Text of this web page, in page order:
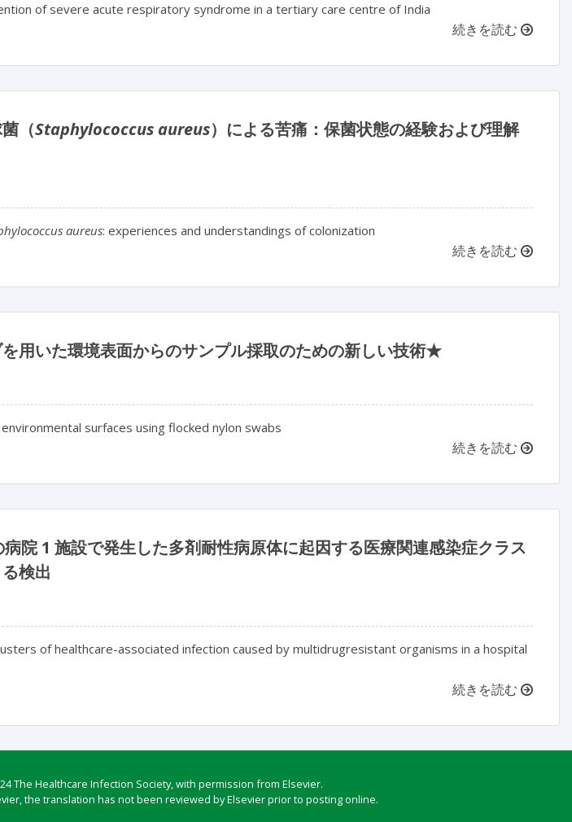
of severe acute respiratory syndrome in a tertiary care centre of India
続きを読む
（Staphylococcus aureus）による苦痛：保菌状態の経験および理解
aureus: experiences and understandings of colonization
続きを読む
用いた環境表面からのサンプル採取のための新しい技術★
surfaces using flocked nylon swabs
続きを読む
院 1 施設で発生した多剤耐性病原体に起因する医療関連感染症クラス
検出
of healthcare-associated infection caused by multidrugresistant organisms in a hospital
続きを読む
The Healthcare Infection Society, with permission from Elsevier.
the translation has not been reviewed by Elsevier prior to posting online.